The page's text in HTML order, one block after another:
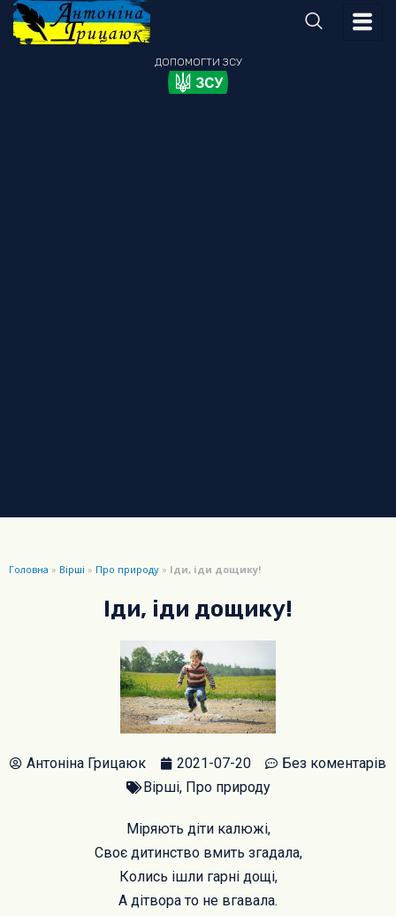
ДОПОМОГТИ ЗСУ
Головна » Вірші » Про природу » Іди, іди дощику!
Іди, іди дощику!
Антоніна Грицаюк 2021-07-20
Без коментарів
Вірші, Про природу
Міряють діти калюжі,
Своє дитинство вмить згадала,
Колись ішли гарні дощі,
А дітвора то не вгавала.